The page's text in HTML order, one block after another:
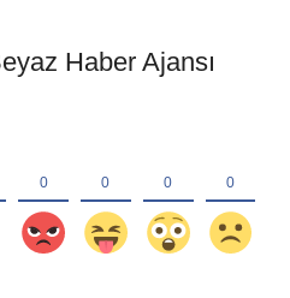
Haber Ajansı